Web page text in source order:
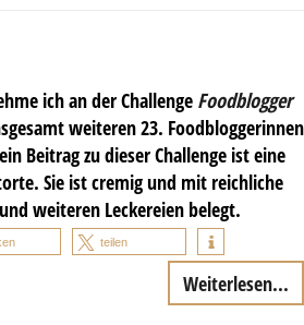
ich an der Challenge Foodblogger
weiteren 23. Foodbloggerinnen
Beitrag zu dieser Challenge ist eine
Sie ist cremig und mit reichliche
weiteren Leckereien belegt.
teilen
Weiterlesen...